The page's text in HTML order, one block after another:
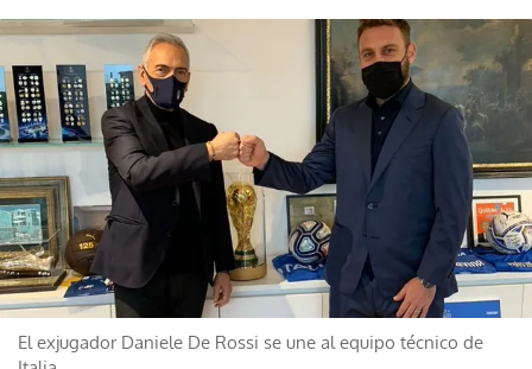
El exjugador Daniele De Rossi se une al equipo técnico de